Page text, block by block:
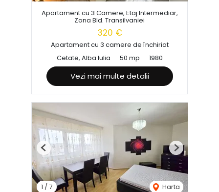
Apartament cu 3 Camere, Etaj Intermediar,
Zona Bld. Transilvaniei
320 €
Apartament cu 3 camere de închiriat
Cetate, Alba Iulia
50 mp 1980
Vezi mai multe detalii
1 /7 Harta
Previous Next